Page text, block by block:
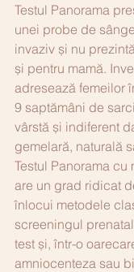
Testul Panorama
unei probe de
invaziv și nu
și pentru mamă.
adresează femeilor
9 saptămâni de
vârstă și indiferent
gemelară, naturală
Testul Panorama
are un grad ridicat
înlocui metodele
screeningul
test și, într-o
amniocenteza sau